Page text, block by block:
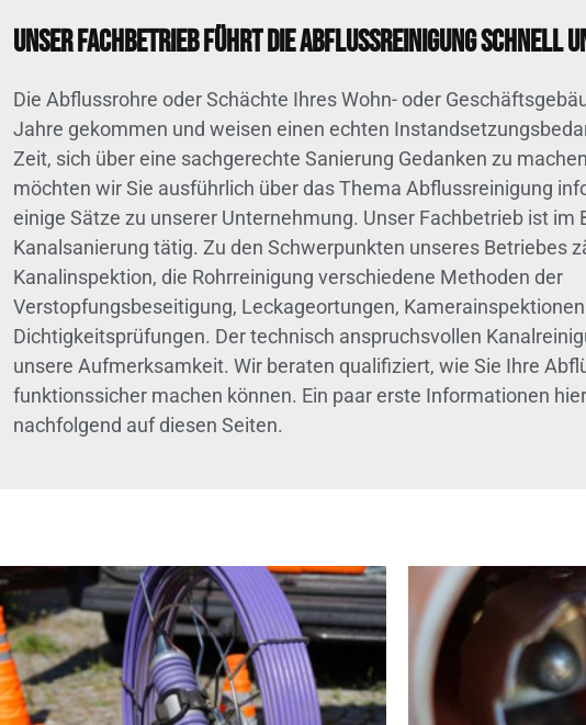
Unser Fachbetrieb führt die Abflussreinigung schnell
Die Abflussrohre oder Schächte Ihres Wohn- oder
Jahre gekommen und weisen einen echten
Zeit, sich über eine sachgerechte Sanierung Gedanken zu
möchten wir Sie ausführlich über das Thema Abflussreinigung
einige Sätze zu unserer Unternehmung. Unser Fachbetrieb ist im
Kanalsanierung tätig. Zu den Schwerpunkten unseres Betriebes
Kanalinspektion, die Rohrreinigung verschiedene Methoden der
Verstopfungsbeseitigung, Leckageortungen,
Dichtigkeitsprüfungen. Der technisch anspruchsvollen
unsere Aufmerksamkeit. Wir beraten qualifiziert, wie Sie Ihre
funktionssicher machen können. Ein paar erste Informationen
nachfolgend auf diesen Seiten.